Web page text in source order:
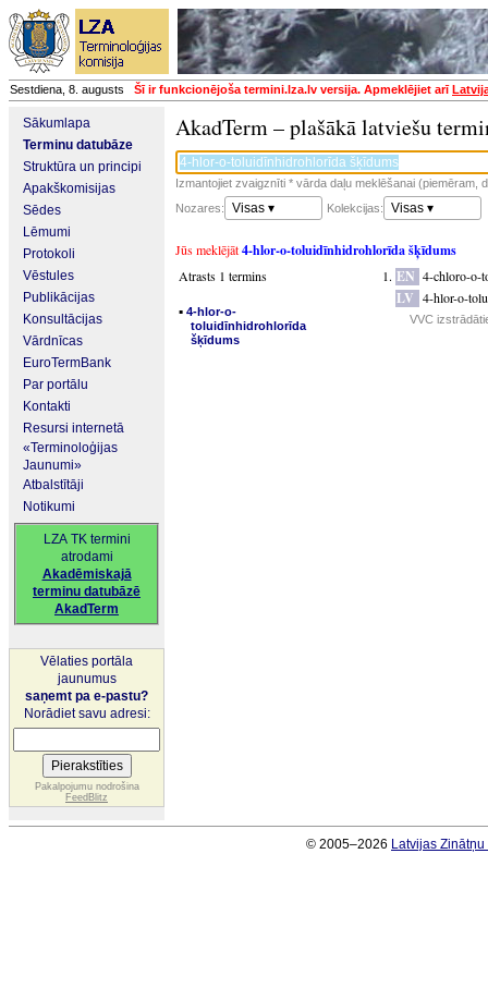
Sestdiena, 8. augusts Šī ir funkcionējoša termini.lza.lv versija. Apmeklējiet arī
Sākumlapa
Terminu datubāze
Struktūra un principi
Apakškomisijas
Sēdes
Lēmumi
Protokoli
Vēstules
Publikācijas
Konsultācijas
Vārdnīcas
EuroTermBank
Par portālu
Kontakti
Resursi internetā
«Terminoloģijas
Jaunumi»
Atbalstītāji
Notikumi
LZA TK termini
atrodami
Akadēmiskajā
terminu datubāzē
AkadTerm
Vēlaties portāla
jaunumus
saņemt pa e-pastu?
Norādiet savu adresi:
Pakalpojumu nodrošina
FeedBlitz
AkadTerm – plašākā latviešu
Izmantojiet zvaigznīti * vārda daļu meklēšanai (piemēram,
Nozares:
Visas ▾ Kolekcijas: Visas ▾
Jūs meklējāt4-hlor-o-toluidīnhidrohlorīda šķīdums
Atrasts 1 termins
▪ 4-hlor-o-
toluidīnhidrohlorīda
šķīdums
EN 4-chloro-o-
LV 4-hlor-o-
VVC
© 2005–2026 Latvijas